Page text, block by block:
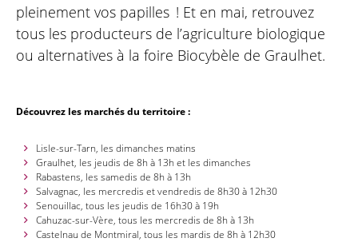
pleinement vos papilles ! Et en mai, retrouvez
tous les producteurs de l’agriculture biologique
ou alternatives à la foire Biocybèle de Graulhet.
Découvrez les marchés du territoire :
Lisle-sur-Tarn, les dimanches matins
Graulhet, les jeudis de 8h à 13h et les dimanches
Rabastens, les samedis de 8h à 13h
Salvagnac, les mercredis et vendredis de 8h30 à 12h30
Senouillac, tous les jeudis de 16h30 à 19h
Cahuzac-sur-Vère, tous les mercredis de 8h à 13h
Castelnau de Montmiral, tous les mardis de 8h à 12h30